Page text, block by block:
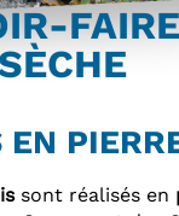
EN
sont réalisés en